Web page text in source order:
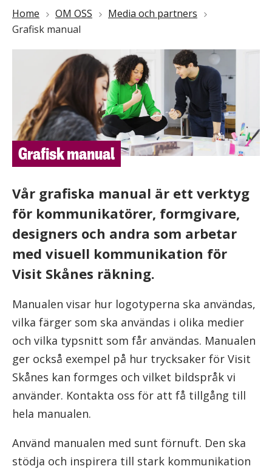
Länkstig
Home OM OSS
Media och partners
Grafisk manual
Grafisk manual
Vår grafiska manual är ett verktyg
för kommunikatörer, formgivare,
designers och andra som arbetar
med visuell kommunikation för
Visit Skånes räkning.
Manualen visar hur logotyperna ska användas,
vilka färger som ska användas i olika medier
och vilka typsnitt som får användas. Manualen
ger också exempel på hur trycksaker för Visit
Skånes kan formges och vilket bildspråk vi
använder. Kontakta oss för att få tillgång till
hela manualen.
Använd manualen med sunt förnuft. Den ska
stödja och inspirera till stark kommunikation